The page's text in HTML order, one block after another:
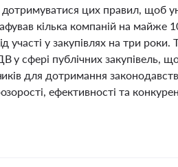
цих правил, щоб
кілька компаній на майже
у закупівлях на три
сфері публічних закупівель,
для дотримання
ефективності та